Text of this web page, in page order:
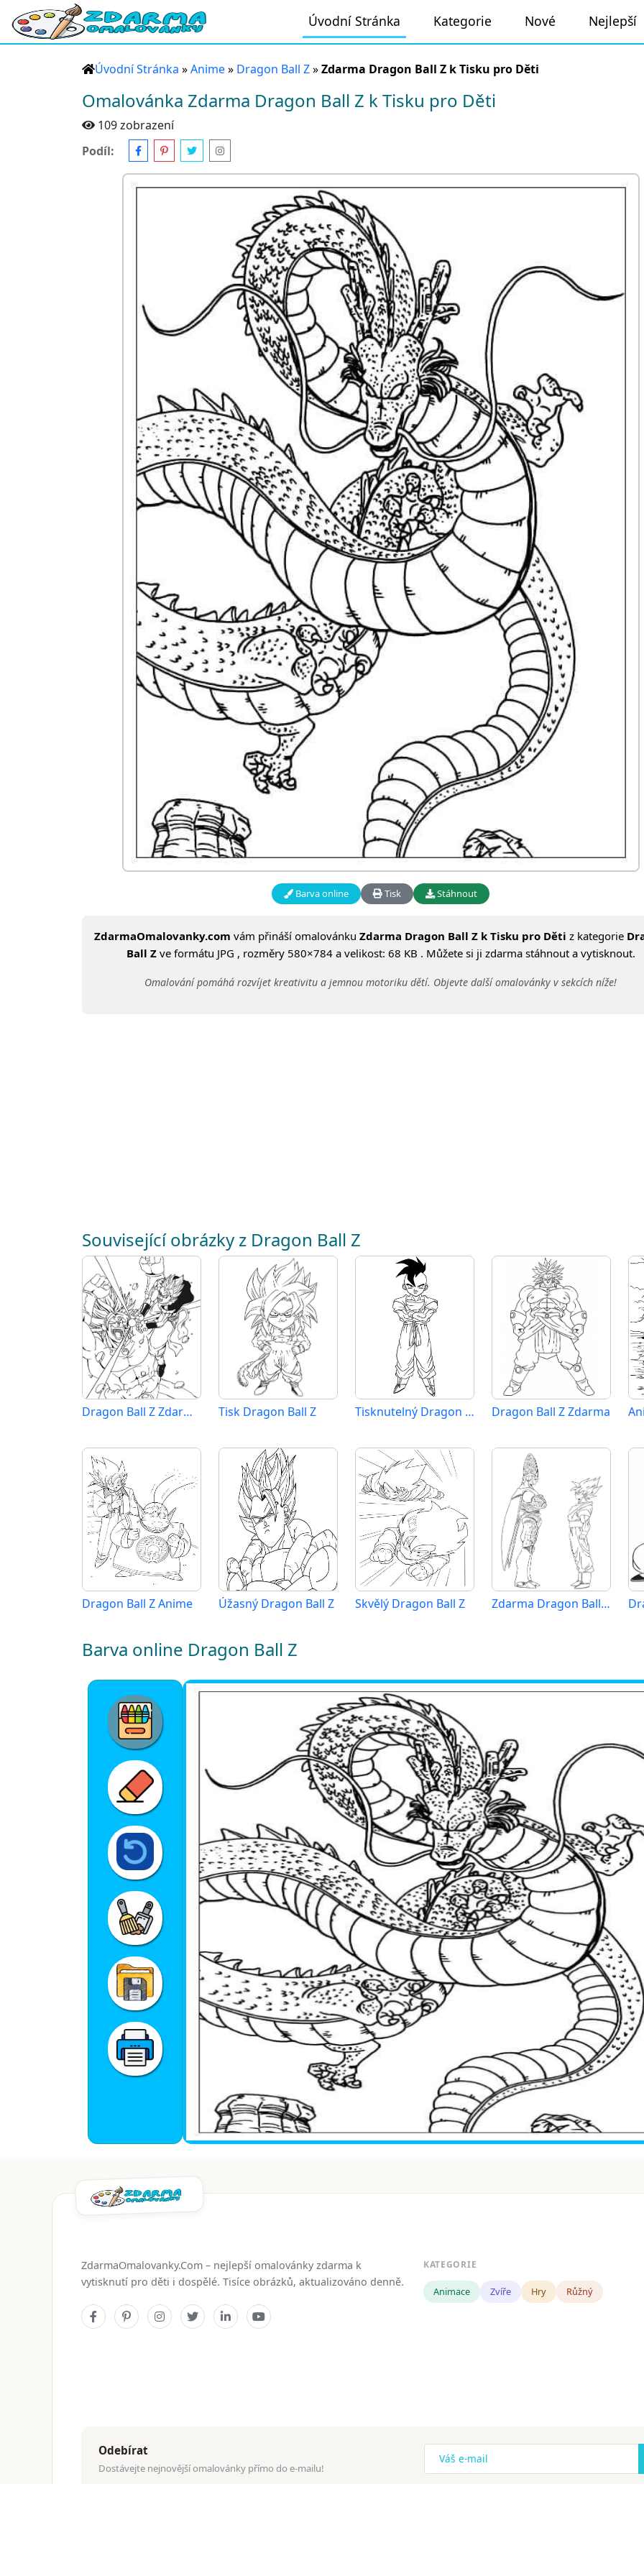
Úvodní Stránka Kategorie Nové Nejlepší
Úvodní Stránka »Anime» Dragon Ball Z»Zdarma Dragon Ball Z k Tisku pro Děti
Omalovánka Zdarma Dragon Ball Z k Tisku pro Děti
109 zobrazení
Podíl:
Barva online Tisk Stáhnout
ZdarmaOmalovanky.com vám přináší omalovánku Zdarma Dragon Ball Z k Tisku pro Děti z kategorie
Ball Zve formátu JPG , rozměry 580×784 a velikost: 68 KB . Můžete si ji zdarma stáhnout a vytisknout.
Omalování pomáhá rozvíjet kreativitu a jemnou motoriku dětí. Objevte další omalovánky v sekcích níže!
Související obrázky z Dragon Ball Z
Dragon Ball Z Zdarma pro Děti Tisk Dragon Ball Z Tisknutelný Dragon Ball Z Obrázek Dragon Ball Z Zdarma
Dragon Ball Z Anime Úžasný Dragon Ball Z Skvělý Dragon Ball Z Zdarma Dragon Ball Z Obrázek
Barva online Dragon Ball Z
ZdarmaOmalovanky.Com – nejlepší omalovánky zdarma k
vytisknutí pro děti i dospělé. Tisíce obrázků, aktualizováno denně.
KATEGORIE
Animace Zvíře Hry Růžný
Odebírat
Dostávejte nejnovější omalovánky přímo do e-mailu!